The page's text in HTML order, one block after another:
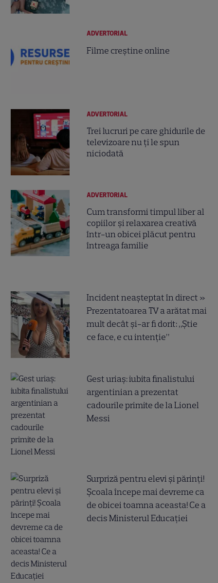
ADVERTORIAL
Filme creștine online
ADVERTORIAL
Trei lucruri pe care ghidurile de
televizoare nu ți le spun
niciodată
ADVERTORIAL
Cum transformi timpul liber al
copiilor și relaxarea creativă
într-un obicei plăcut pentru
întreaga familie
Incident neașteptat în direct »
Prezentatoarea TV a arătat mai
mult decât și-ar fi dorit: „Știe
ce face, e cu intenție”
Gest uriaș: iubita finalistului
argentinian a prezentat
cadourile primite de la Lionel
Messi
Surpriză pentru elevi și părinți!
Școala începe mai devreme ca
de obicei toamna aceasta! Ce a
decis Ministerul Educației